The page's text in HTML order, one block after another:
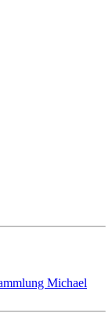
Michael